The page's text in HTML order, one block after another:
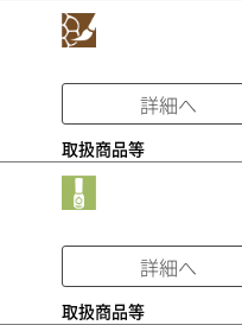
詳細へ
取扱商品等
詳細へ
取扱商品等